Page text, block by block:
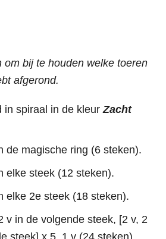
om bij te houden welke toeren
afgerond.
in spiraal in de kleurZacht
de magische ring (6 steken).
elke steek (12 steken).
elke 2e steek (18 steken).
v in de volgende steek, [2 v, 2
steek] x 5, 1 v (24 steken).